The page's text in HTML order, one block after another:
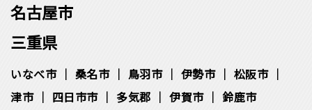
名古屋市
三重県
いなべ市 桑名市 鳥羽市 伊勢市
松阪市
津市
四日市市 多気郡 伊賀市 鈴鹿市